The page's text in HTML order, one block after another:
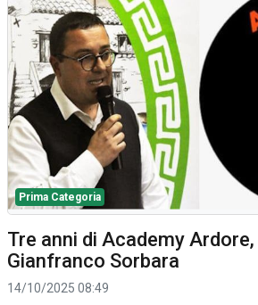
Prima Categoria
Tre anni di Academy
Gianfranco Sorbara
14/10/2025 08:49